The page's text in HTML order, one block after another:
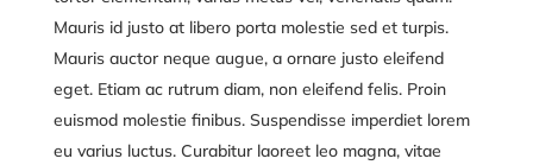
Mauris id justo at libero porta molestie sed et turpis.
Mauris auctor neque augue, a ornare justo eleifend
eget. Etiam ac rutrum diam, non eleifend felis. Proin
euismod molestie finibus. Suspendisse imperdiet lorem
eu varius luctus. Curabitur laoreet leo magna, vitae